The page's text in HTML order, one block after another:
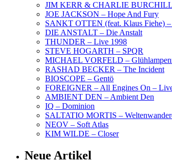
JIM KERR & CHARLIE BURCHILL
JOE JACKSON – Hope And Fury
SANKT OTTEN (feat. Klaus Fiehe) –
DIE ANSTALT – Die Anstalt
THUNDER – Live 1998
STEVE HOGARTH – SPQR
MICHAEL VORFELD –
RASHAD BECKER – The Incident
BIOSCOPE – Gentö
FOREIGNER – All Engines On –
AMBIENT DEN – Ambient Den
IQ – Dominion
SALTATIO MORTIS –
NEOV – Soft Atlas
KIM WILDE – Closer
Neue Artikel